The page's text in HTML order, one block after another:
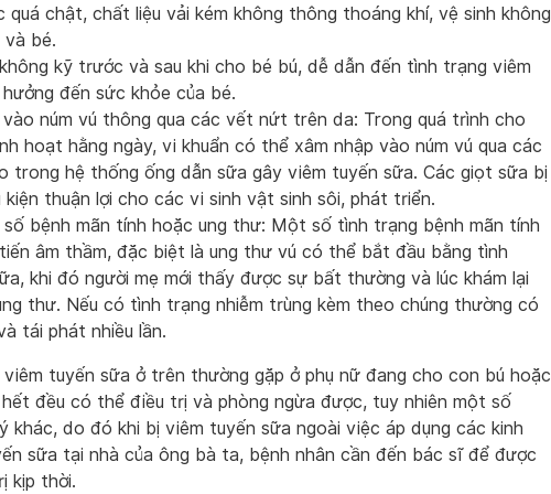
quá chật, chất liệu vải kém không thông thoáng khí, vệ sinh không
bé.
kỹ trước và sau khi cho bé bú, dễ dẫn đến tình trạng viêm
đến sức khỏe của bé.
vào núm vú thông qua các vết nứt trên da: Trong quá trình cho
hoạt hằng ngày, vi khuẩn có thể xâm nhập vào núm vú qua các
trong hệ thống ống dẫn sữa gây viêm tuyến sữa. Các giọt sữa bị
thuận lợi cho các vi sinh vật sinh sôi, phát triển.
số bệnh mãn tính hoặc ung thư: Một số tình trạng bệnh mãn tính
âm thầm, đặc biệt là ung thư vú có thể bắt đầu bằng tình
khi đó người mẹ mới thấy được sự bất thường và lúc khám lại
thư. Nếu có tình trạng nhiễm trùng kèm theo chúng thường có
tái phát nhiều lần.
viêm tuyến sữa ở trên thường gặp ở phụ nữ đang cho con bú hoặc
hết đều có thể điều trị và phòng ngừa được, tuy nhiên một số
khác, do đó khi bị viêm tuyến sữa ngoài việc áp dụng các kinh
sữa tại nhà của ông bà ta, bệnh nhân cần đến bác sĩ để được
kịp thời.